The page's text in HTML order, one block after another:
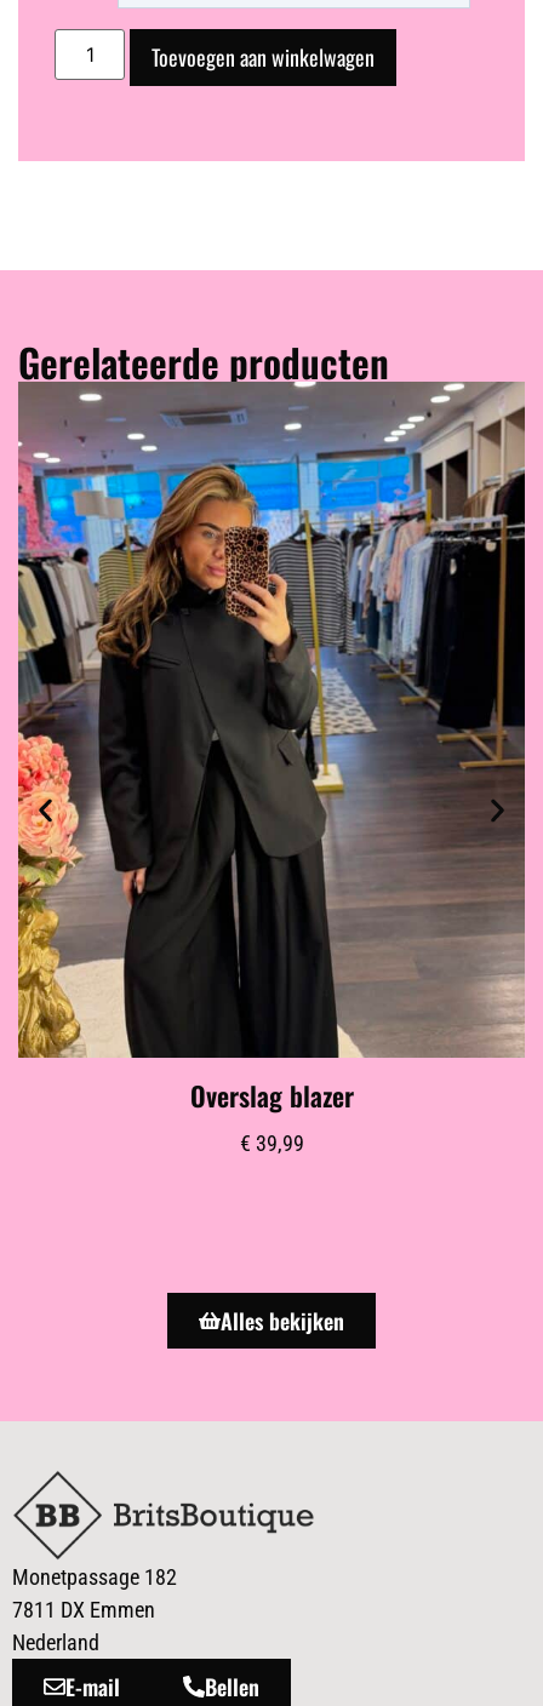
Toevoegen aan winkelwagen
Gerelateerde producten
Overslag blazer
€ 39,99
Alles bekijken
Monetpassage 182
7811 DX Emmen
Nederland
E-mail Bellen